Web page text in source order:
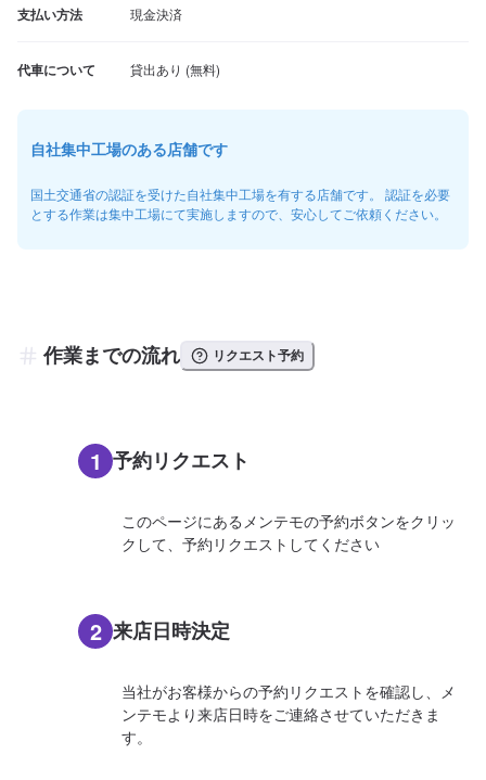
支払い方法 現金決済
代車について
自社集中工場のある店舗です
国土交通省の認証を受けた自社集中工場を有する店舗です。 認証を必要
とする作業は集中工場にて実施しますので、安心してご依頼ください。
作業までの流れ リクエスト予約
1 予約リクエスト
このページにあるメンテモの予約ボタンをクリッ
クして、予約リクエストしてください
2 来店日時決定
当社がお客様からの予約リクエストを確認し、メ
ンテモより来店日時をご連絡させていただきま
す。